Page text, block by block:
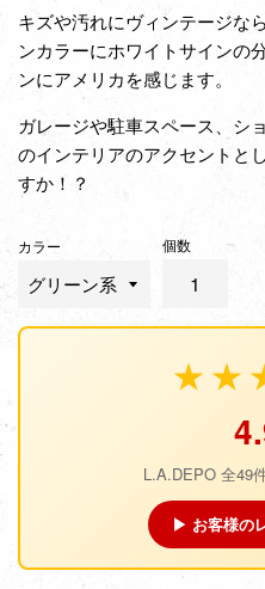
キズや汚れにヴィンテージな
ンカラーにホワイトサインの
ンにアメリカを感じます。
ガレージや駐車スペース、シ
のインテリアのアクセントと
すか！？
カラー 個数
L.A.DEPO 全49
▶ お客様の